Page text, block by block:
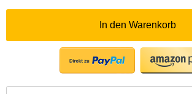
In den Warenkorb